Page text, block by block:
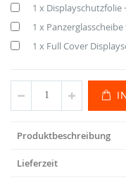
1 x Displayschutzfolie
1 x Panzerglasscheibe
1 x Full Cover
Produktbeschreibung
Lieferzeit